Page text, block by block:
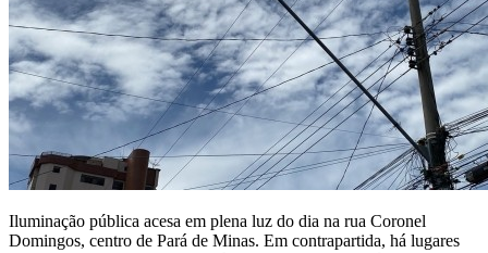
Iluminação pública acesa em plena luz do dia na rua Coronel
Domingos, centro de Pará de Minas. Em contrapartida, há lugares